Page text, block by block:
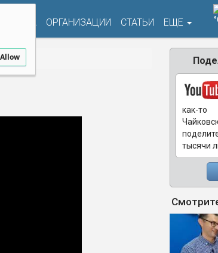
Allow
АФИША ОРГАНИЗАЦИИ СТАТЬИ ЕЩЕ
как-то
тысячи